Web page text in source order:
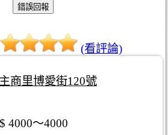
(看評論)
商里博愛街120號
4000～4000